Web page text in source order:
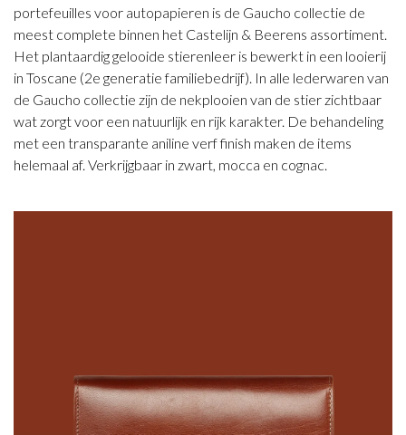
portefeuilles voor autopapieren is de Gaucho collectie de
meest complete binnen het Castelijn & Beerens assortiment.
Het plantaardig gelooide stierenleer is bewerkt in een looierij
in Toscane (2e generatie familiebedrijf). In alle lederwaren van
de Gaucho collectie zijn de nekplooien van de stier zichtbaar
wat zorgt voor een natuurlijk en rijk karakter. De behandeling
met een transparante aniline verf finish maken de items
helemaal af. Verkrijgbaar in zwart, mocca en cognac.